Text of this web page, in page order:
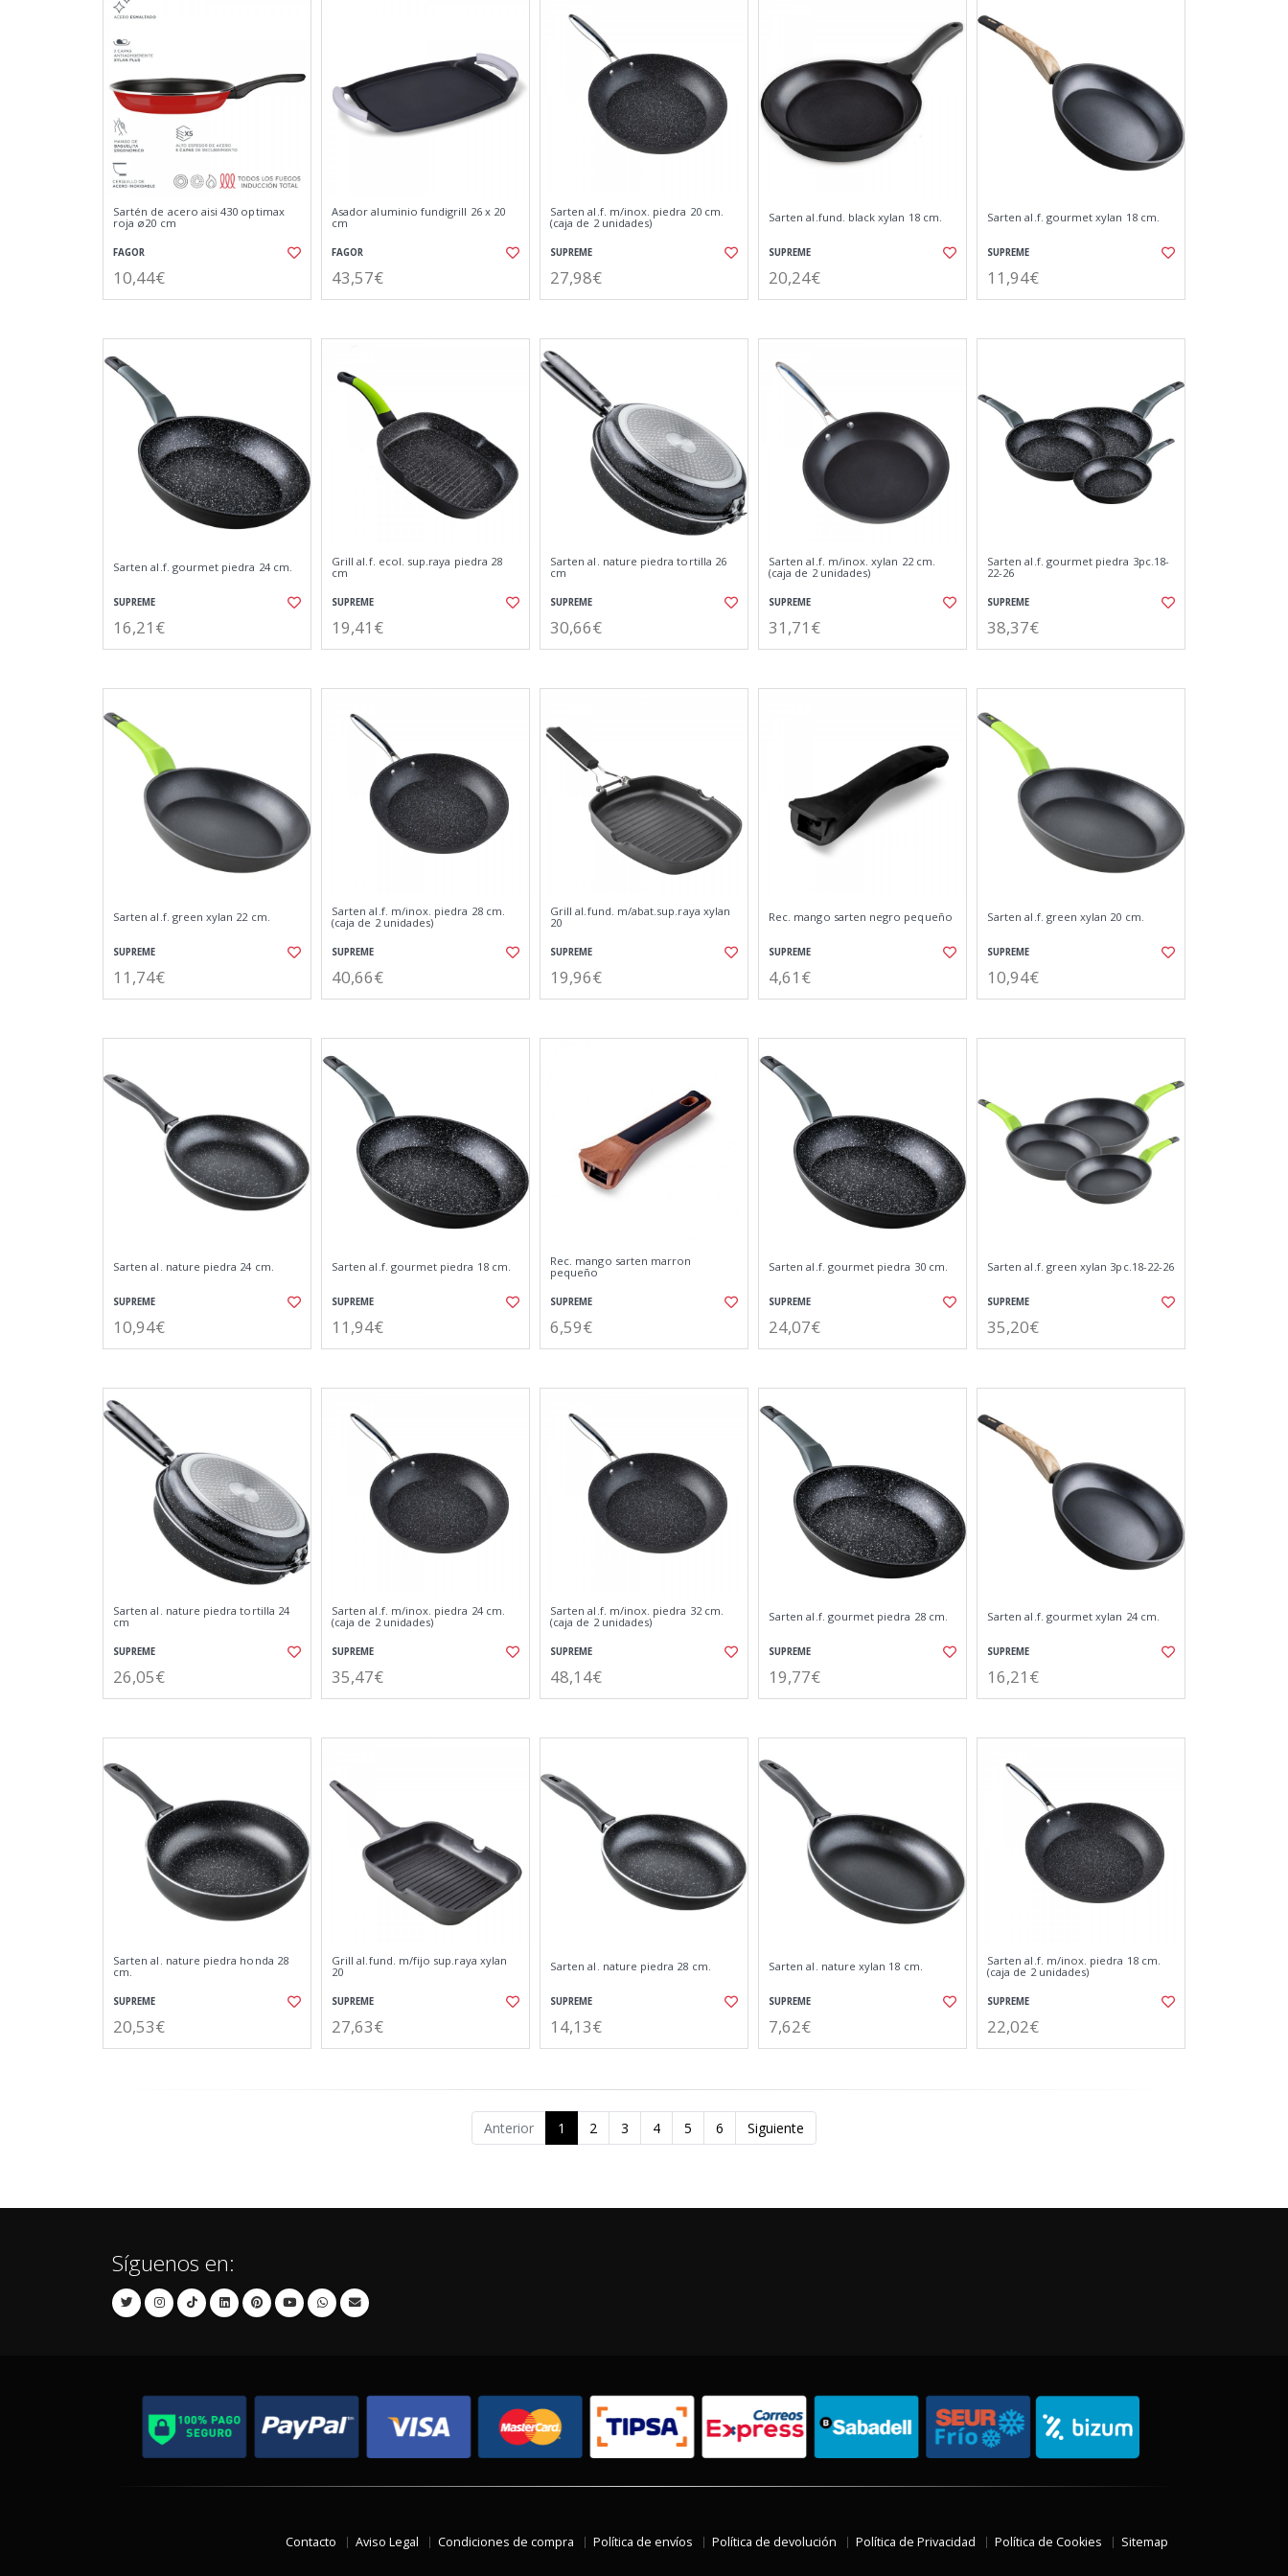
Sartén de acero aisi 430 optimax
roja ø20 cm
FAGOR
10,44€
Asador aluminio fundigrill 26 x 20
cm
FAGOR
43,57€
Sarten al.f. m/inox. piedra 20 cm.
(caja de 2 unidades)
SUPREME
27,98€
Sarten al.fund. black xylan 18 cm.
SUPREME
20,24€
Sarten al.f. gourmet xylan 18 cm.
SUPREME
11,94€
Sarten al.f. gourmet piedra 24 cm.
SUPREME
16,21€
Grill al.f. ecol. sup.raya piedra 28
cm
SUPREME
19,41€
Sarten al. nature piedra tortilla 26
cm
SUPREME
30,66€
Sarten al.f. m/inox. xylan 22 cm.
(caja de 2 unidades)
SUPREME
31,71€
Sarten al.f. gourmet piedra 3pc.18-
22-26
SUPREME
38,37€
Sarten al.f. green xylan 22 cm.
SUPREME
11,74€
Sarten al.f. m/inox. piedra 28 cm.
(caja de 2 unidades)
SUPREME
40,66€
Grill al.fund. m/abat.sup.raya xylan
20
SUPREME
19,96€
Rec. mango sarten negro pequeño
SUPREME
4,61€
Sarten al.f. green xylan 20 cm.
SUPREME
10,94€
Sarten al. nature piedra 24 cm.
SUPREME
10,94€
Sarten al.f. gourmet piedra 18 cm.
SUPREME
11,94€
Rec. mango sarten marron
pequeño
SUPREME
6,59€
Sarten al.f. gourmet piedra 30 cm.
SUPREME
24,07€
Sarten al.f. green xylan 3pc.18-22-26
SUPREME
35,20€
Sarten al. nature piedra tortilla 24
cm
SUPREME
26,05€
Sarten al.f. m/inox. piedra 24 cm.
(caja de 2 unidades)
SUPREME
35,47€
Sarten al.f. m/inox. piedra 32 cm.
(caja de 2 unidades)
SUPREME
48,14€
Sarten al.f. gourmet piedra 28 cm.
SUPREME
19,77€
Sarten al.f. gourmet xylan 24 cm.
SUPREME
16,21€
Sarten al. nature piedra honda 28
cm.
SUPREME
20,53€
Grill al.fund. m/fijo sup.raya xylan
20
SUPREME
27,63€
Sarten al. nature piedra 28 cm.
SUPREME
14,13€
Sarten al. nature xylan 18 cm.
SUPREME
7,62€
Sarten al.f. m/inox. piedra 18 cm.
(caja de 2 unidades)
SUPREME
22,02€
Anterior 1 2 3 4 5 6 Siguiente
Síguenos en:
Contacto Aviso Legal Condiciones de compra Política de envíos Política de devolución Política de Privacidad Política de Cookies Sitemap